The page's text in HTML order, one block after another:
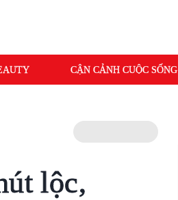
CẬN CẢNH CUỘC SỐNG
lộc,